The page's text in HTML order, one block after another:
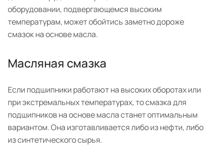
оборудовании, подвергающемся высоким
температурам, может обойтись заметно дороже
смазок на основе масла.
Масляная смазка
Если подшипники работают на высоких оборотах или
при экстремальных температурах, то смазка для
подшипников на основе масла станет оптимальным
вариантом. Она изготавливается либо из нефти, либо
из синтетического сырья.